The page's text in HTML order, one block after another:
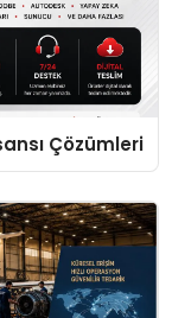
Çözümleri